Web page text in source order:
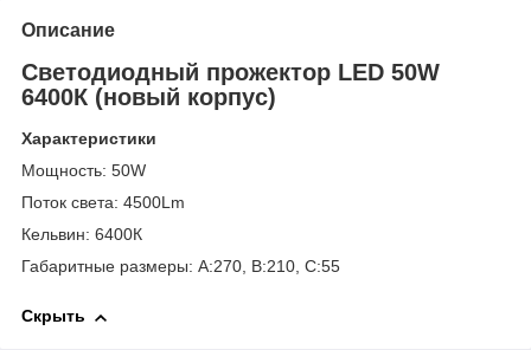
Описание
Светодиодный прожектор LED 50W
6400К (новый корпус)
Характеристики
Мощность: 50W
Поток света: 4500Lm
Кельвин: 6400К
Габаритные размеры: A:270, B:210, C:55
Скрыть